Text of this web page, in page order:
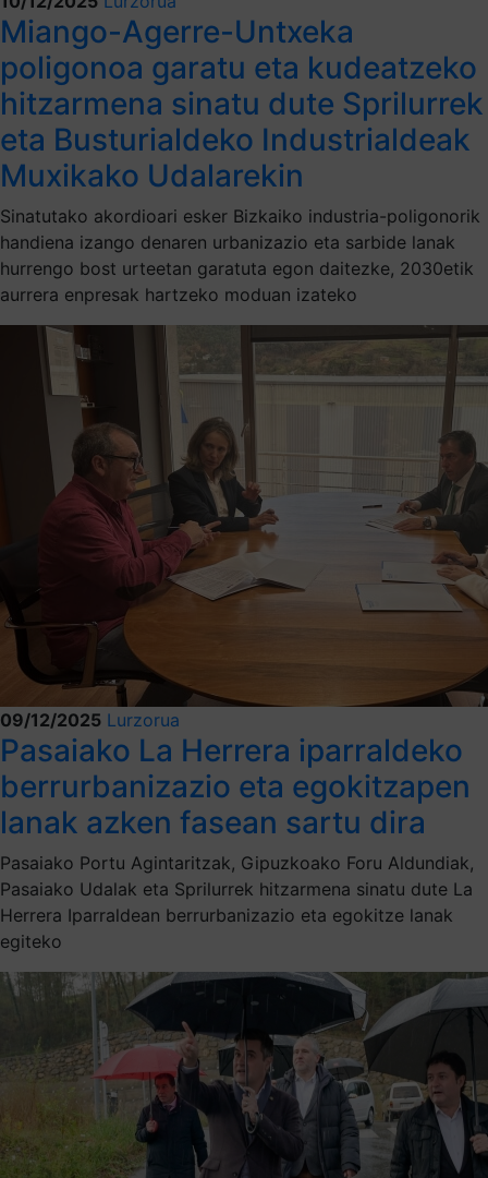
Miango-Agerre-Untxeka
poligonoa garatu eta kudeatzeko
hitzarmena sinatu dute Sprilurrek
eta Busturialdeko Industrialdeak
Muxikako Udalarekin
Sinatutako akordioari esker Bizkaiko industria-poligonorik
handiena izango denaren urbanizazio eta sarbide lanak
hurrengo bost urteetan garatuta egon daitezke, 2030etik
aurrera enpresak hartzeko moduan izateko
09/12/2025 Lurzorua
Pasaiako La Herrera iparraldeko
berrurbanizazio eta egokitzapen
lanak azken fasean sartu dira
Pasaiako Portu Agintaritzak, Gipuzkoako Foru Aldundiak,
Pasaiako Udalak eta Sprilurrek hitzarmena sinatu dute La
Herrera Iparraldean berrurbanizazio eta egokitze lanak
egiteko